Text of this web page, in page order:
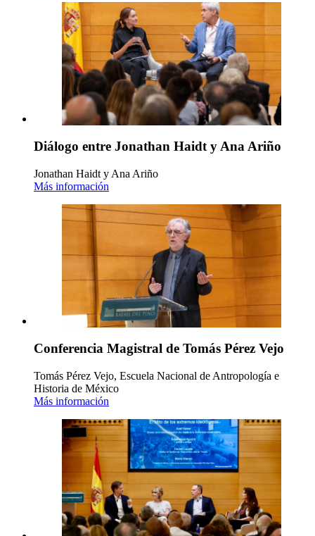
Diálogo entre Jonathan Haidt y Ana Ariño
Jonathan Haidt y Ana Ariño
Más información
Conferencia Magistral de Tomás Pérez Vejo
Tomás Pérez Vejo, Escuela Nacional de Antropología e
Historia de México
Más información